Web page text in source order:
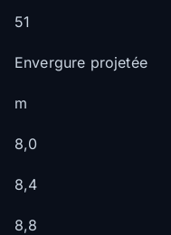
51
Envergure projetée
m
8,0
8,4
8,8